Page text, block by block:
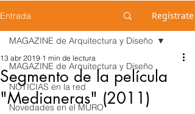
Entrada Regístrate
MAGAZINE de Arquitectura y Diseño
NOTICIAS en la red
Novedades en el MURO
MAGAZINE de Arquitectura y Diseño
Segmento de la película
"Medianeras" (2011)
13 abr 2019 1 min de lectura